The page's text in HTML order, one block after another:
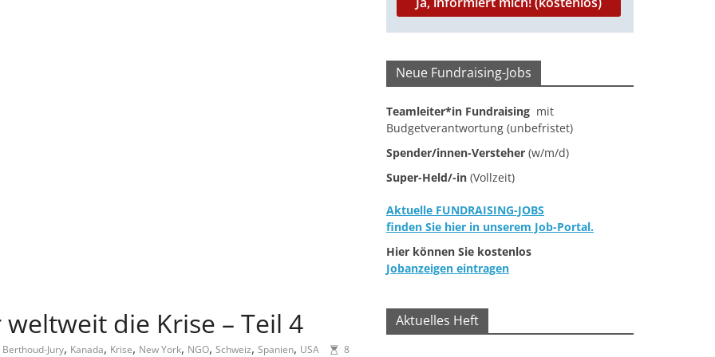
die Krise – Teil 4
Berthoud-Jury, Kanada, Krise, New York, NGO, Schweiz, Spanien, USA
8
Neue Fundraising-Jobs
Teamleiter*in Fundraising mit
Budgetverantwortung (unbefristet)
Spender/innen-Versteher (w/m/d)
Super-Held/-in (Vollzeit)
Aktuelle FUNDRAISING-JOBS
finden Sie hier in unserem Job-Portal.
Hier können Sie kostenlos
Jobanzeigen eintragen
Aktuelles Heft